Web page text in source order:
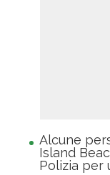
Alcune
Island
Polizia per